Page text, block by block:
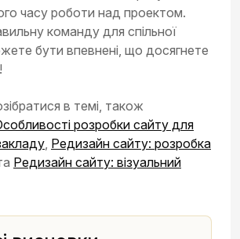
часу роботи над проектом.
команду для спільної
бути впевнені, що досягнете
в темі, також
розробки сайту для
Редизайн сайту: розробка
Редизайн сайту: візуальний